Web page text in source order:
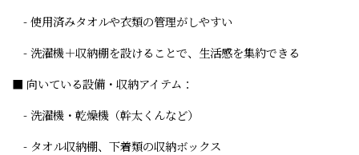
- 使用済みタオルや衣類の管理がしやすい
- 洗濯機＋収納棚を設けることで、生活感を集約できる
■ 向いている設備・収納アイテム：
- 洗濯機・乾燥機（幹太くんなど）
- タオル収納棚、下着類の収納ボックス